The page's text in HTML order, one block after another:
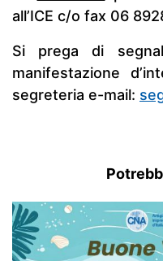
all’ICE c/o fax 06
Si prega di
manifestazione
segreteria e-mail: